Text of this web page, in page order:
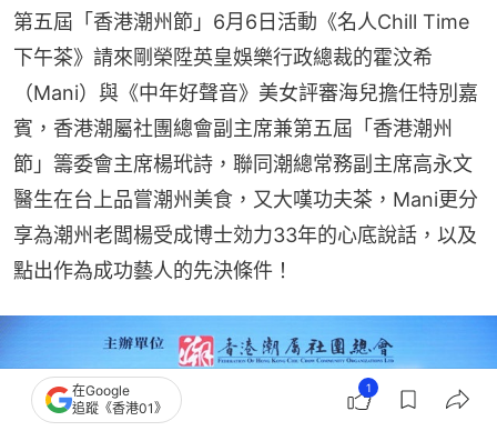
第五屆「香港潮州節」6月6日活動《名人Chill Time
下午茶》請來剛榮陞英皇娛樂行政總裁的霍汶希
（Mani）與《中年好聲音》美女評審海兒擔任特別嘉
賓，香港潮屬社團總會副主席兼第五屆「香港潮州
節」籌委會主席楊玳詩，聯同潮總常務副主席高永文
醫生在台上品嘗潮州美食，又大嘆功夫茶，Mani更分
享為潮州老闆楊受成博士効力33年的心底說話，以及
點出作為成功藝人的先決條件！
在Google
追蹤《香港01》
1